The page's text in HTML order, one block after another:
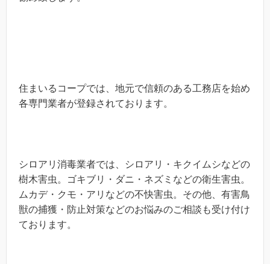
住まいるコープでは、地元で信頼のある工務店を始め
各専門業者が登録されております。
シロアリ消毒業者では、シロアリ・キクイムシなどの
樹木害虫。ゴキブリ・ダニ・ネズミなどの衛生害虫。
ムカデ・クモ・アリなどの不快害虫。その他、有害鳥
獣の捕獲・防止対策などのお悩みのご相談も受け付け
ております。